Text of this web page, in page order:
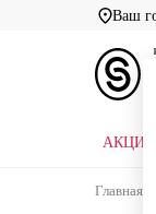
Ваш
АКЦИИ
Главная